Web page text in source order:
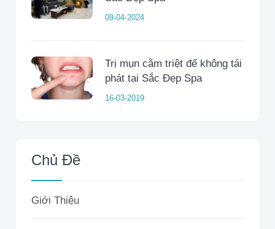
09-04-2024
Trị mụn cằm triệt để không tái
phát tại Sắc Đẹp Spa
16-03-2019
Chủ Đề
Giới Thiệu